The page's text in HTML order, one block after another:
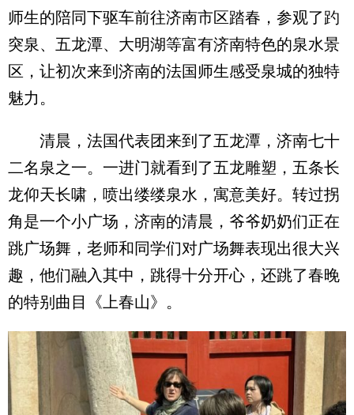
师生的陪同下驱车前往济南市区踏春，参观了趵
突泉、五龙潭、大明湖等富有济南特色的泉水景
区，让初次来到济南的法国师生感受泉城的独特
魅力。
清晨，法国代表团来到了五龙潭，济南七十
二名泉之一。一进门就看到了五龙雕塑，五条长
龙仰天长啸，喷出缕缕泉水，寓意美好。转过拐
角是一个小广场，济南的清晨，爷爷奶奶们正在
跳广场舞，老师和同学们对广场舞表现出很大兴
趣，他们融入其中，跳得十分开心，还跳了春晚
的特别曲目《上春山》。